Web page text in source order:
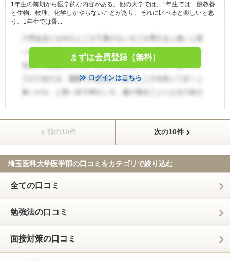
1年生の前期から医学的な内容がある。他の大学では、1年生では一般教養
と生物、物理、化学しかやらないことがあり、それに比べると楽しいと思
う。1年生では骨...
まずは会員登録（無料）
ログインはこちら
前の10件 次の10件
埼玉医科大学医学部の口コミをカテゴリで絞り込む
全ての口コミ
勉強法の口コミ
面接対策の口コミ